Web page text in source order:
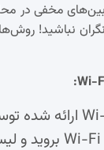
مخفی در
نباشید!